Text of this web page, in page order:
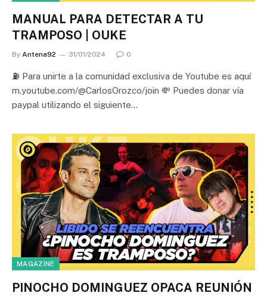
MANUAL PARA DETECTAR A TU
TRAMPOSO | OUKE
By Antena92 31/01/2024 0
⛽ Para unirte a la comunidad exclusiva de Youtube es aquí
m.youtube.com/@CarlosOrozco/join 💸 Puedes donar vía
paypal utilizando el siguiente…
MAGAZINE
PINOCHO DOMINGUEZ OPACA REUNIÓN